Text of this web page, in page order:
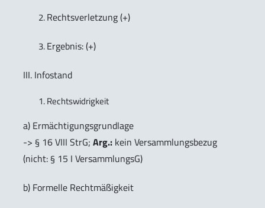
Rechtsverletzung (+)
Ergebnis: (+)
III. Infostand
Rechtswidrigkeit
a) Ermächtigungsgrundlage
-> § 16 VIII StrG; Arg.: kein Versammlungsbezug
(nicht: § 15 I VersammlungsG)
b) Formelle Rechtmäßigkeit